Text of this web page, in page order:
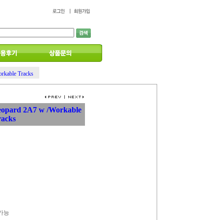
Tracks
2A7 w /Workable
능